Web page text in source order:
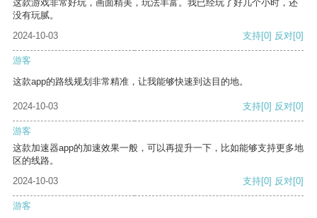
这款游戏非常好玩，画面精美，玩法丰富。我已经玩了好几个小时，还
没有玩腻。
2024-10-03
支持[0] 反对[0]
游客
这款app的路线规划非常精准，让我能够快速到达目的地。
2024-10-03 支持[0] 反对[0]
游客
这款加速器app的加速效果一般，可以再提升一下，比如能够支持更多地
区的线路。
2024-10-03
支持[0] 反对[0]
游客